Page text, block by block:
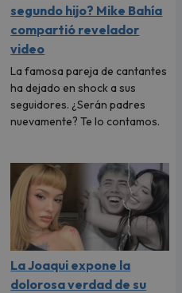
segundo hijo? Mike Bahía
compartió revelador
video
La famosa pareja de cantantes
ha dejado en shock a sus
seguidores. ¿Serán padres
nuevamente? Te lo contamos.
La Joaqui expone la
dolorosa verdad de su